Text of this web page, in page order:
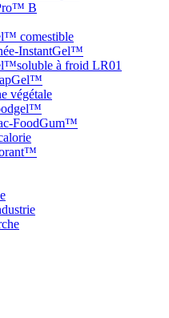
B
comestible
InstantGel™
à froid LR01
végétale
FoodGum™